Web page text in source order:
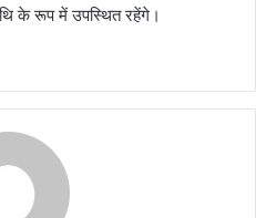
के रूप में उपस्थित रहेंगे।